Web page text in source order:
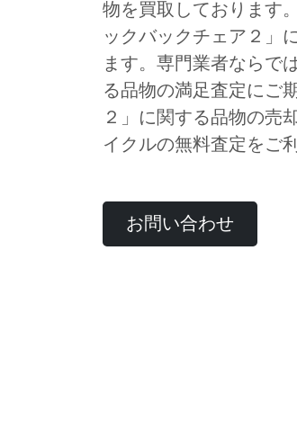
物を買取しております
ックバックチェア２」
ます。専門業者ならで
る品物の満足査定にご
２」に関する品物の売
イクルの無料査定をご
お問い合わせ